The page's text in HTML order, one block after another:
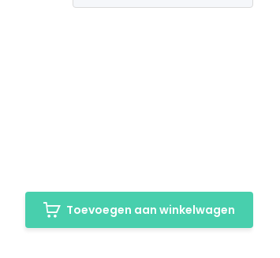
Toevoegen aan winkelwagen